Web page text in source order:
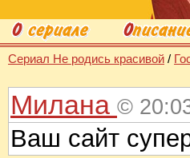
Сериал Не родись красивой /
Милана ©
Ваш сайт